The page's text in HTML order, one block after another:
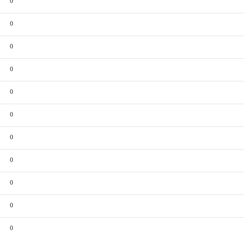
0
0
0
0
0
0
0
0
0
0